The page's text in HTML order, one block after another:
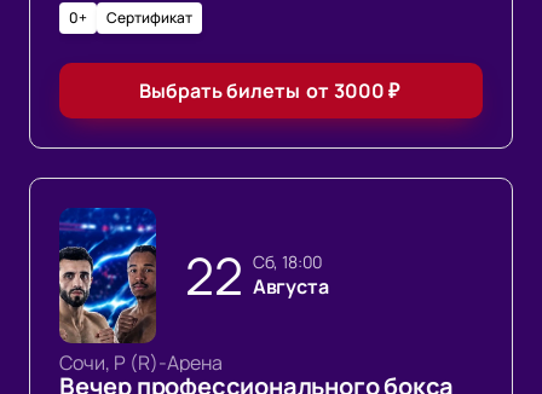
0+ Сертификат
Выбрать билеты от 3000₽
22 сб, 18:00
Августа
Сочи, Р (R)-Арена
Вечер профессионального бокса